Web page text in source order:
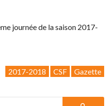
journée de la saison 2017-
2017-2018 CSF Gazette
Rechercher :